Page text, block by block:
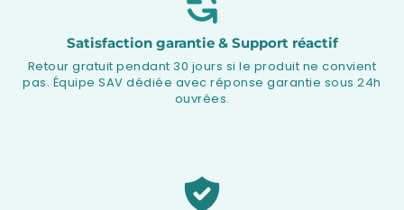
Satisfaction garantie & Support réactif
Retour gratuit pendant 30 jours si le produit ne convient
pas. Équipe SAV dédiée avec réponse garantie sous 24h
ouvrées.